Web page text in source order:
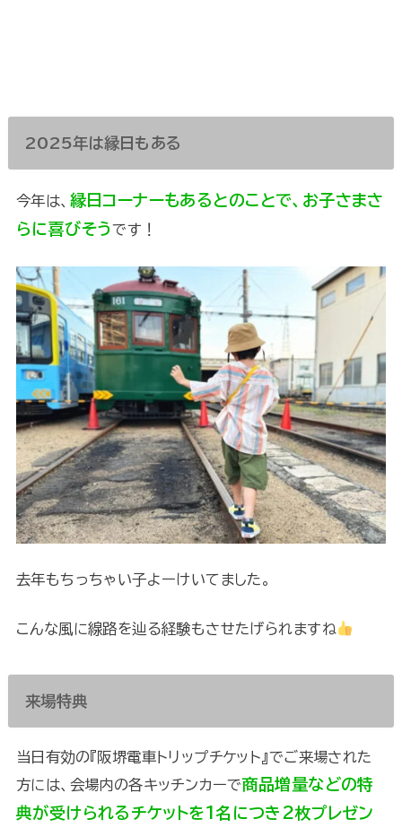
2025年は縁日もある
今年は、 縁日コーナーもあるとのことで、お子さまさ
らに喜びそうです！
去年もちっちゃい子よーけいてました。
こんな風に線路を辿る経験もさせたげられますね
来場特典
当日有効の『阪堺電車トリップチケット』でご来場された
方には、会場内の各キッチンカーで商品増量などの特
典が受けられるチケットを1名につき2枚プレゼン